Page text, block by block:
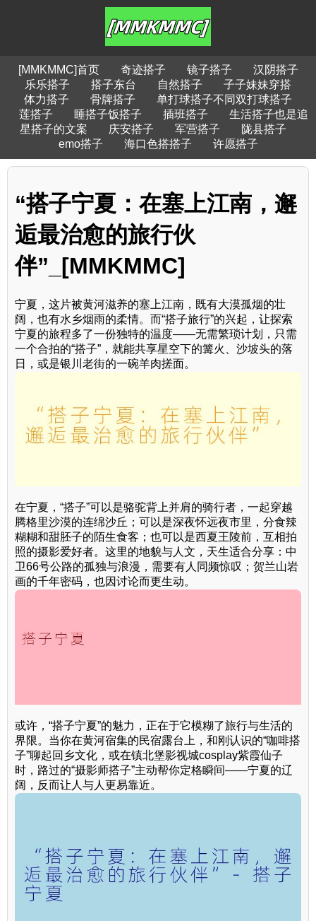
[MMKMMC]首页 奇迹搭子 镜子搭子
汉阴搭子
乐乐搭子
搭子东台 自然搭子
子子妹妹穿搭
体力搭子
骨牌搭子
单打球搭子不同双打球搭子
莲搭子
睡搭子饭搭子 插班搭子
生活搭子也是追
星搭子的文案
庆安搭子 军营搭子
陇县搭子
emo搭子
海口色搭搭子 许愿搭子
“搭子宁夏：在塞上江南，邂
逅最治愈的旅行伙
伴”_[MMKMMC]
宁夏，这片被黄河滋养的塞上江南，既有大漠孤烟的壮
阔，也有水乡烟雨的柔情。而“搭子旅行”的兴起，让探索
宁夏的旅程多了一份独特的温度——无需繁琐计划，只需
一个合拍的“搭子”，就能共享星空下的篝火、沙坡头的落
日，或是银川老街的一碗羊肉搓面。
在宁夏，“搭子”可以是骆驼背上并肩的骑行者，一起穿越
腾格里沙漠的连绵沙丘；可以是深夜怀远夜市里，分食辣
糊糊和甜胚子的陌生食客；也可以是西夏王陵前，互相拍
照的摄影爱好者。这里的地貌与人文，天生适合分享：中
卫66号公路的孤独与浪漫，需要有人同频惊叹；贺兰山岩
画的千年密码，也因讨论而更生动。
或许，“搭子宁夏”的魅力，正在于它模糊了旅行与生活的
界限。当你在黄河宿集的民宿露台上，和刚认识的“咖啡搭
子”聊起回乡文化，或在镇北堡影视城cosplay紫霞仙子
时，路过的“摄影师搭子”主动帮你定格瞬间——宁夏的辽
阔，反而让人与人更易靠近。